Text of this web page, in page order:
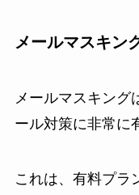
メールマスキン
メールマスキング
ール対策に非常に
これは、有料プラ